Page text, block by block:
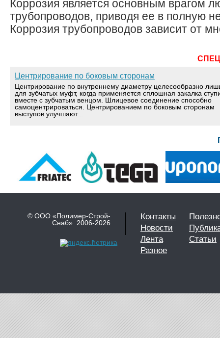
Коррозия является основным врагом
трубопроводов, приводя ее в полную
Коррозия трубопроводов зависит от
Центрирование по боковым сторонам
Центрирование по внутреннему диаметру целесообразно
для зубчатых муфт, когда применяется сплошная закалка
вместе с зубчатым венцом. Шлицевое соединение способно
самоцентрироваться. Центрированием по боковым сторонам
выступов улучшают...
© ООО «Полимер-Строй-
Снаб» 2006-2026
Контакты
Новости
Лента
Статьи
Разное